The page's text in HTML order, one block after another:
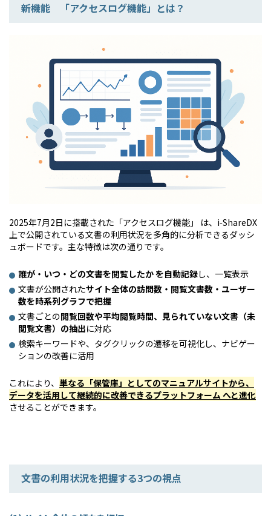
新機能 「アクセスログ機能」とは？
2025年7月2日に搭載された「アクセスログ機能」 は、i‑ShareDX
上で公開されている文書の利用状況を多角的に分析できるダッシ
ュボードです。主な特徴は次の通りです。
誰が・いつ・どの文書を閲覧したか を自動記録し、一覧表示
文書が公開されたサイト全体の訪問数・閲覧文書数・ユーザー
数を時系列グラフで把握
文書ごとの閲覧回数や平均閲覧時間、見られていない文書（未
閲覧文書）の抽出に対応
検索キーワードや、タグクリックの遷移を可視化し、ナビゲー
ションの改善に活用
これにより、 単なる「保管庫」としてのマニュアルサイトから、
データを活用して継続的に改善できるプラットフォーム へと進化
させることができます。
文書の利用状況を把握する3つの視点